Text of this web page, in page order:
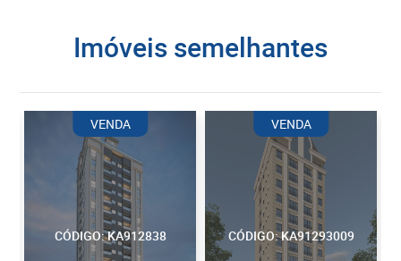
imóveis semelhantes
CÓDIGO: KA912838
VENDA
CÓDIGO: KA91293009
VENDA